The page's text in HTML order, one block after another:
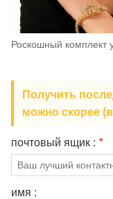
Получить
можно скорее
почтовый ящик : *
имя :